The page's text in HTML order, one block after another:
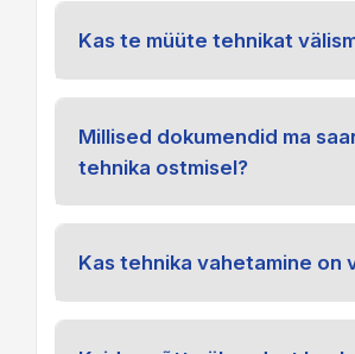
Kas te müüte tehnikat
Millised dokumendid ma
tehnika ostmisel?
Kas tehnika vahetamine on